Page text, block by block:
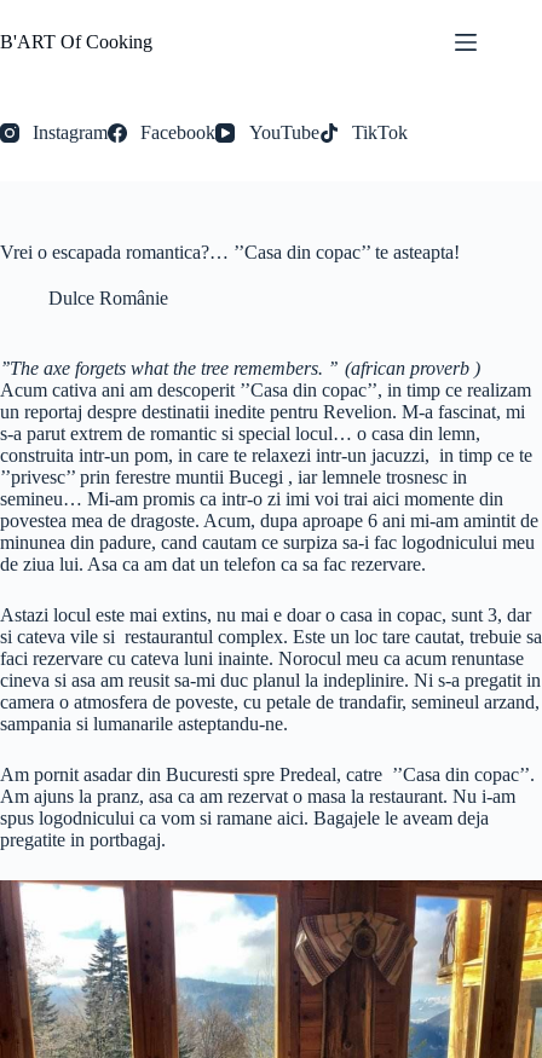
la
conținut
B'ART Of Cooking
Instagram Facebook YouTube TikTok
Vrei o escapada romantica?… ’’Casa din copac’’ te asteapta!
Dulce Românie
’’The axe forgets what the tree remembers. ’’ (african proverb )
Acum cativa ani am descoperit ’’Casa din copac’’, in timp ce realizam
un reportaj despre destinatii inedite pentru Revelion. M-a fascinat, mi
s-a parut extrem de romantic si special locul… o casa din lemn,
construita intr-un pom, in care te relaxezi intr-un jacuzzi, in timp ce te
’’privesc’’ prin ferestre muntii Bucegi , iar lemnele trosnesc in
semineu… Mi-am promis ca intr-o zi imi voi trai aici momente din
povestea mea de dragoste. Acum, dupa aproape 6 ani mi-am amintit de
minunea din padure, cand cautam ce surpiza sa-i fac logodnicului meu
de ziua lui. Asa ca am dat un telefon ca sa fac rezervare.
Astazi locul este mai extins, nu mai e doar o casa in copac, sunt 3, dar
si cateva vile si restaurantul complex. Este un loc tare cautat, trebuie sa
faci rezervare cu cateva luni inainte. Norocul meu ca acum renuntase
cineva si asa am reusit sa-mi duc planul la indeplinire. Ni s-a pregatit in
camera o atmosfera de poveste, cu petale de trandafir, semineul arzand,
sampania si lumanarile asteptandu-ne.
Am pornit asadar din Bucuresti spre Predeal, catre ’’Casa din copac’’.
Am ajuns la pranz, asa ca am rezervat o masa la restaurant. Nu i-am
spus logodnicului ca vom si ramane aici. Bagajele le aveam deja
pregatite in portbagaj.